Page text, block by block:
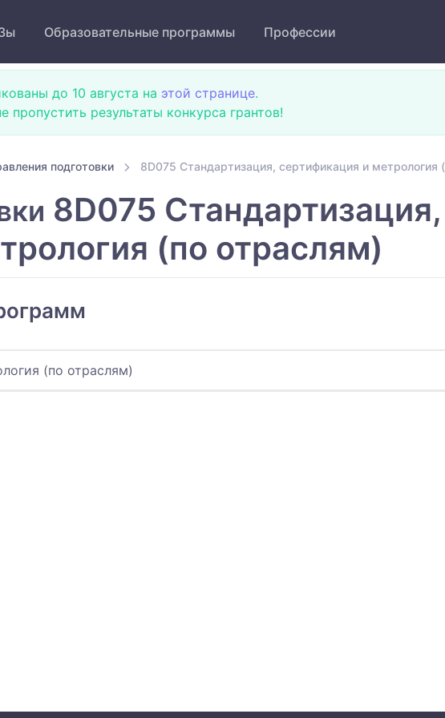
Образовательные программы Профессии
до 10 августа на этой странице.
пропустить результаты конкурса грантов!
подготовки 8D075 Стандартизация, сертификация и метрология
8D075 Стандартизация,
(по отраслям)
(по отраслям)